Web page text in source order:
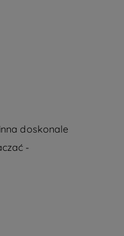
doskonale
-